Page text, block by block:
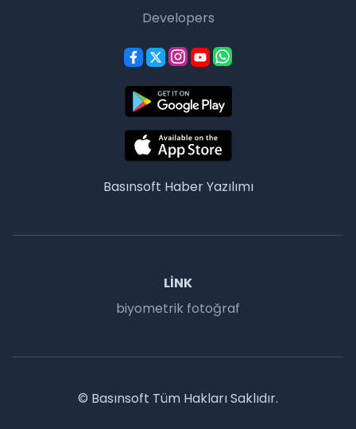
Developers
Basınsoft Haber Yazılımı
LINK
biyometrik fotoğraf
© Basınsoft Tüm Hakları Saklıdır.